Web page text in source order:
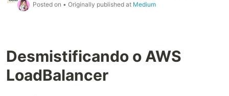
Posted on • Originally published at Medium
Desmistificando o AWS
LoadBalancer